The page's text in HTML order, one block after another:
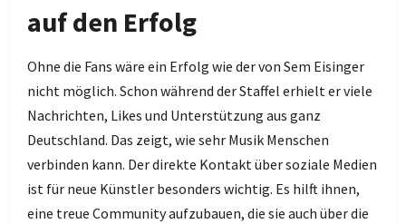
auf den Erfolg
Ohne die Fans wäre ein Erfolg wie der von Sem Eisinger
nicht möglich. Schon während der Staffel erhielt er viele
Nachrichten, Likes und Unterstützung aus ganz
Deutschland. Das zeigt, wie sehr Musik Menschen
verbinden kann. Der direkte Kontakt über soziale Medien
ist für neue Künstler besonders wichtig. Es hilft ihnen,
eine treue Community aufzubauen, die sie auch über die